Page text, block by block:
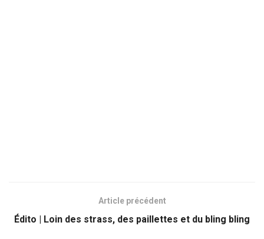
Article précédent
Édito | Loin des strass, des paillettes et du bling bling